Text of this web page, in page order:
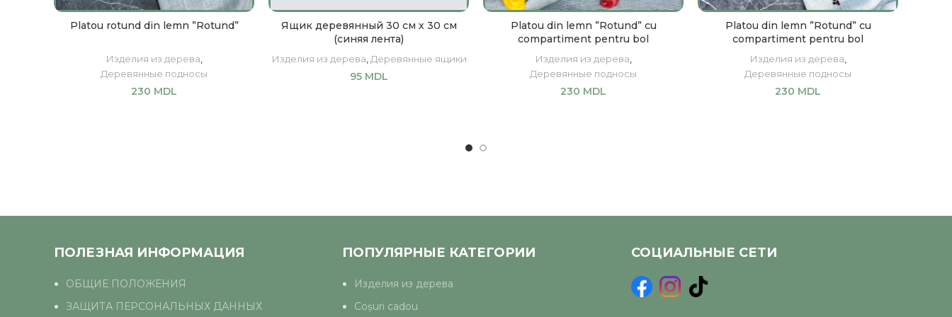
Platou rotund din lemn ”Rotund”
Изделия из дерева
Деревянные подносы
230 MDL
Ящик деревянный 30 см х 30 см
(синяя лента)
Изделия из дерева Деревянные ящики
95 MDL
Platou din lemn ”Rotund” cu
compartiment pentru bol
Изделия из дерева
Деревянные подносы
230 MDL
Platou din lemn ”Rotund” cu
compartiment pentru bol
Изделия из дерева
Деревянные подносы
230 MDL
ПОЛЕЗНАЯ ИНФОРМАЦИЯ
ОБЩИЕ ПОЛОЖЕНИЯ
ЗАЩИТА ПЕРСОНАЛЬНЫХ ДАННЫХ
ПОПУЛЯРНЫЕ КАТЕГОРИИ
Изделия из дерева
Coșuri cadou
СОЦИАЛЬНЫЕ СЕТИ